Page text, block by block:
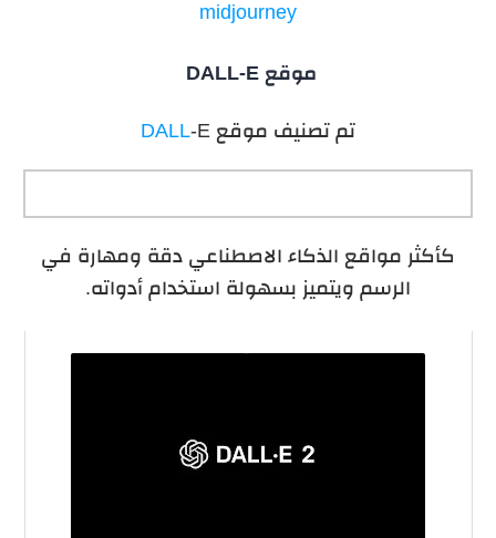
midjourney
موقعDALL-E
تم تصنيف موقع DALL-E
كأكثر مواقع الذكاء الاصطناعي دقة ومهارة في
الرسم ويتميز بسهولة استخدام أدواته.